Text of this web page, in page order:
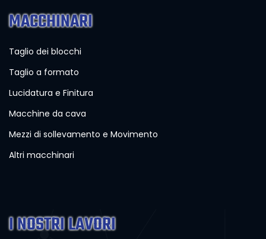
MACCHINARI
Taglio dei blocchi
Taglio a formato
Lucidatura e Finitura
Macchine da cava
Mezzi di sollevamento e Movimento
Altri macchinari
I NOSTRI LAVORI